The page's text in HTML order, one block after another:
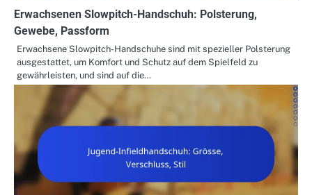
Erwachsenen Slowpitch-Handschuh: Polsterung,
Gewebe, Passform
Erwachsene Slowpitch-Handschuhe sind mit spezieller Polsterung
ausgestattet, um Komfort und Schutz auf dem Spielfeld zu
gewährleisten, und sind auf die…